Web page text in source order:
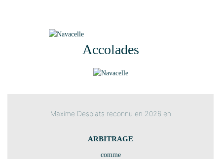
Accolades
Maxime Desplats reconnu en 2026 en
ARBITRAGE
comme